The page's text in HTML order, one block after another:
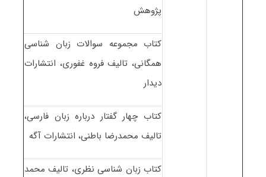
پژوهش
کتاب مجموعه سوالات زبان شناسی
همگانی، تالیف فروه غفوری، انتشارات
دیدار
کتاب چهار گفتار درباره زبان فارسی،
تالیف محمدرضا باطنی، انتشارات آگه
کتاب زبان شناسی نظری، تالیف محمد